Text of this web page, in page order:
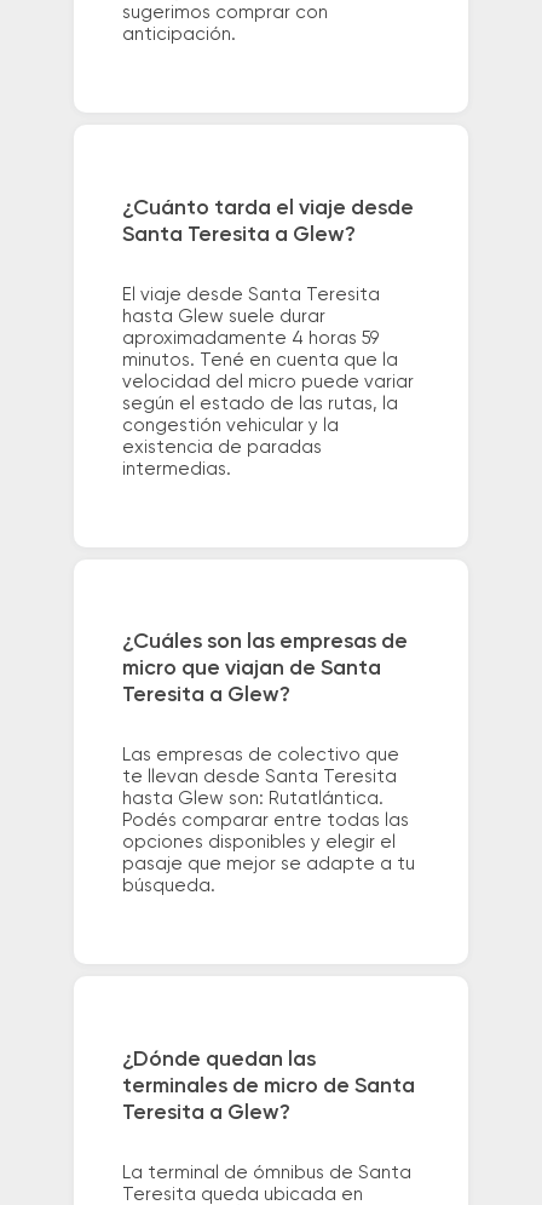
sugerimos comprar con
anticipación.
¿Cuánto tarda el viaje desde
Santa Teresita a Glew?
El viaje desde Santa Teresita
hasta Glew suele durar
aproximadamente 4 horas 59
minutos. Tené en cuenta que la
velocidad del micro puede variar
según el estado de las rutas, la
congestión vehicular y la
existencia de paradas
intermedias.
¿Cuáles son las empresas de
micro que viajan de Santa
Teresita a Glew?
Las empresas de colectivo que
te llevan desde Santa Teresita
hasta Glew son: Rutatlántica.
Podés comparar entre todas las
opciones disponibles y elegir el
pasaje que mejor se adapte a tu
búsqueda.
¿Dónde quedan las
terminales de micro de Santa
Teresita a Glew?
La terminal de ómnibus de Santa
Teresita queda ubicada en